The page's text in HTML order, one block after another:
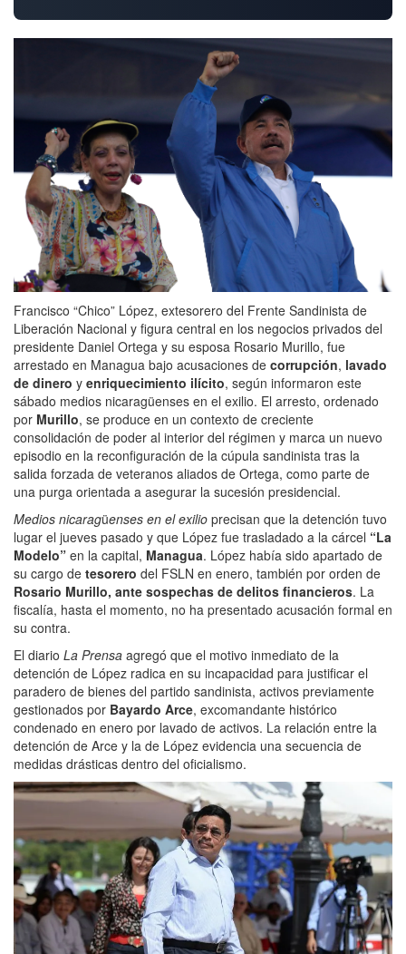
Francisco “Chico” López, extesorero del Frente Sandinista de
Liberación Nacional y figura central en los negocios privados del
presidente Daniel Ortega y su esposa Rosario Murillo, fue
arrestado en Managua bajo acusaciones de corrupción, lavado
de dinero y enriquecimiento ilícito, según informaron este
sábado medios nicaragüenses en el exilio. El arresto, ordenado
por Murillo, se produce en un contexto de creciente
consolidación de poder al interior del régimen y marca un nuevo
episodio en la reconfiguración de la cúpula sandinista tras la
salida forzada de veteranos aliados de Ortega, como parte de
una purga orientada a asegurar la sucesión presidencial.
Medios nicaragüenses en el exilio precisan que la detención tuvo
lugar el jueves pasado y que López fue trasladado a la cárcel “La
Modelo” en la capital, Managua. López había sido apartado de
su cargo de tesorero del FSLN en enero, también por orden de
Rosario Murillo, ante sospechas de delitos financieros. La
fiscalía, hasta el momento, no ha presentado acusación formal en
su contra.
El diario La Prensa agregó que el motivo inmediato de la
detención de López radica en su incapacidad para justificar el
paradero de bienes del partido sandinista, activos previamente
gestionados por Bayardo Arce, excomandante histórico
condenado en enero por lavado de activos. La relación entre la
detención de Arce y la de López evidencia una secuencia de
medidas drásticas dentro del oficialismo.